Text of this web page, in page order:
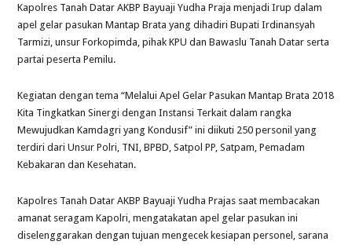
Kapolres Tanah Datar AKBP Bayuaji Yudha Praja menjadi Irup dalam
apel gelar pasukan Mantap Brata yang dihadiri Bupati Irdinansyah
Tarmizi, unsur Forkopimda, pihak KPU dan Bawaslu Tanah Datar serta
partai peserta Pemilu.
Kegiatan dengan tema “Melalui Apel Gelar Pasukan Mantap Brata 2018
Kita Tingkatkan Sinergi dengan Instansi Terkait dalam rangka
Mewujudkan Kamdagri yang Kondusif” ini diikuti 250 personil yang
terdiri dari Unsur Polri, TNI, BPBD, Satpol PP, Satpam, Pemadam
Kebakaran dan Kesehatan.
Kapolres Tanah Datar AKBP Bayuaji Yudha Prajas saat membacakan
amanat seragam Kapolri, mengatakatan apel gelar pasukan ini
diselenggarakan dengan tujuan mengecek kesiapan personel, sarana